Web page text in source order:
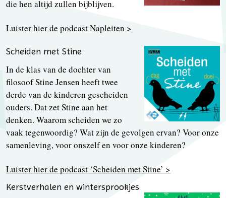
die hen altijd zullen bijblijven.
Luister hier de podcast Napleiten >
Scheiden met Stine
In de klas van de dochter van
filosoof Stine Jensen heeft twee
derde van de kinderen gescheiden
ouders. Dat zet Stine aan het
denken. Waarom scheiden we zo
vaak tegenwoordig? Wat zijn de gevolgen ervan? Voor onze
samenleving, voor onszelf en voor onze kinderen?
Luister hier de podcast ‘Scheiden met Stine’ >
Kerstverhalen en wintersprookjes